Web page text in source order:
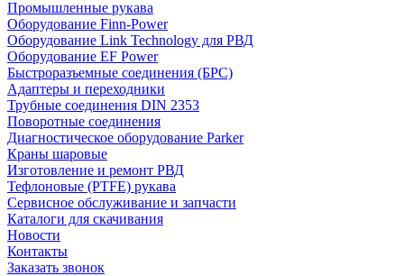
Промышленные рукава
Оборудование Finn-Power
Оборудование Link Technology для РВД
Оборудование EF Power
Быстроразъемные соединения (БРС)
Адаптеры и переходники
Трубные соединения DIN 2353
Поворотные соединения
Диагностическое оборудование Parker
Краны шаровые
Изготовление и ремонт РВД
Тефлоновые (PTFE) рукава
Сервисное обслуживание и запчасти
Каталоги для скачивания
Новости
Контакты
Заказать звонок